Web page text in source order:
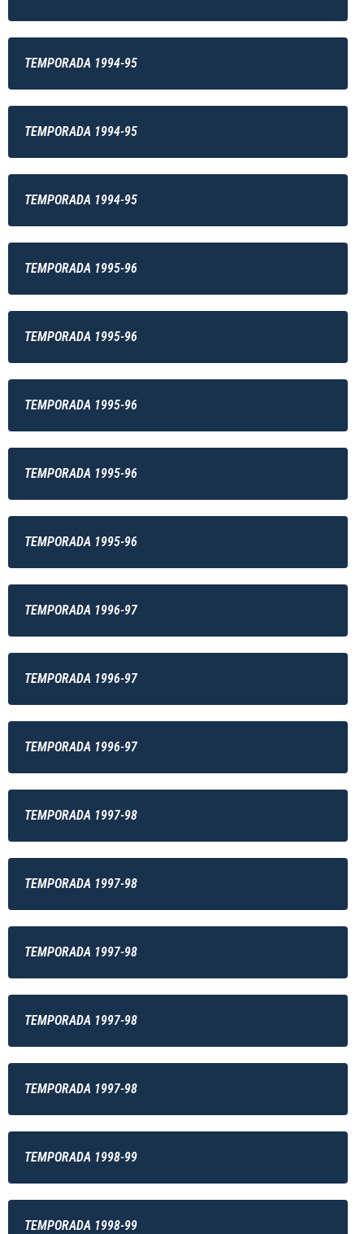
TEMPORADA 1994-95
TEMPORADA 1994-95
TEMPORADA 1994-95
TEMPORADA 1995-96
TEMPORADA 1995-96
TEMPORADA 1995-96
TEMPORADA 1995-96
TEMPORADA 1995-96
TEMPORADA 1996-97
TEMPORADA 1996-97
TEMPORADA 1996-97
TEMPORADA 1997-98
TEMPORADA 1997-98
TEMPORADA 1997-98
TEMPORADA 1997-98
TEMPORADA 1997-98
TEMPORADA 1998-99
TEMPORADA 1998-99